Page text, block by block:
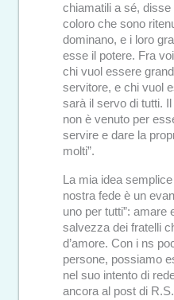
chiamatili a sé,
coloro che sono
dominano, e i loro
esse il potere. Fra
chi vuol essere
servitore, e chi vuol
sarà il servo di tutti. Il
non è venuto per
servire e dare la
molti”.
La mia idea
nostra fede è un
uno per tutti”: amare
salvezza dei fratelli
d’amore. Con i ns
persone, possiamo
nel suo intento di
ancora al post di